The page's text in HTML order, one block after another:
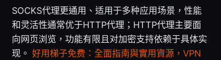
SOCKS代理更通用、适用于多种应用场景，性能
和灵活性通常优于HTTP代理；HTTP代理主要面
向网页浏览，功能有限且对加密支持依赖于具体实
现。 好用梯子免费：全面指南與實用資源，VPN